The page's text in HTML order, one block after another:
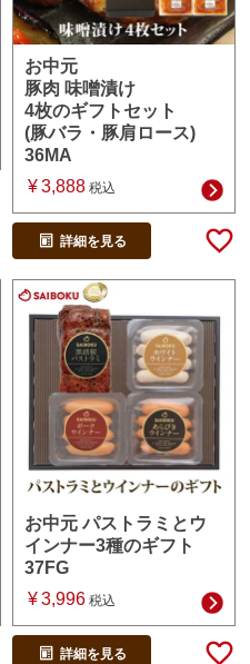
お中元
豚肉 味噌漬け
4枚のギフトセット
(豚バラ・豚肩ロース)
36MA
¥3,888 税込
詳細を見る
お中元 パストラミとウ
インナー3種のギフト
37FG
¥3,996 税込
詳細を見る